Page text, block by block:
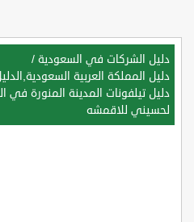
دليل الشركات في السعودية /
دليل المملكة العربية
دليل تيلفونات المدينة المنورة في
لحسيني للاقمشه